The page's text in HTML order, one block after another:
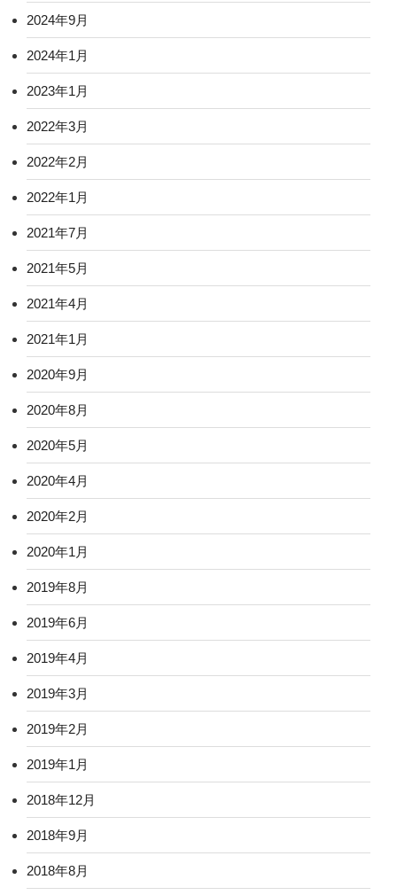
2024年9月
2024年1月
2023年1月
2022年3月
2022年2月
2022年1月
2021年7月
2021年5月
2021年4月
2021年1月
2020年9月
2020年8月
2020年5月
2020年4月
2020年2月
2020年1月
2019年8月
2019年6月
2019年4月
2019年3月
2019年2月
2019年1月
2018年12月
2018年9月
2018年8月